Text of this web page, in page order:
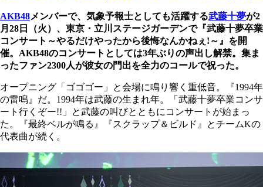
AKB48メンバーで、気象予報士としても活躍する武藤十夢が2
月28日（火）、東京・立川ステージガーデンで『武藤十夢卒業
コンサート～やるだけやったから後悔なんかねぇ!～』を開
催。AKB48のコンサートとしては3年ぶりの声出し解禁。集ま
ったファン2300人が彼女の門出を全力のコールで祝った。
オープニング「ゴゴゴー」と会場に鳴り響く重低音。『1994年
の雷鳴』だ。1994年は武藤の生まれ年。「武藤十夢卒業コンサ
ート行くぞー!!」と武藤の叫びとともにコンサートが始まっ
た。『最終ベルが鳴る』『スクラップ＆ビルド』とチームKの
代表曲が続く。